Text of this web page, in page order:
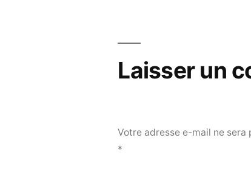
Laisser un
Votre adresse e-mail ne sera
*